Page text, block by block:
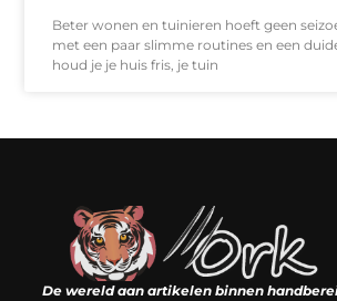
Beter wonen en tuinieren hoeft geen
met een paar slimme routines en een
houd je je huis fris, je tuin
De wereld aan artikelen binnen